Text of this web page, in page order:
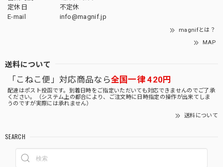
定休日
不定休
E-mail
info@magnif.jp
magnifとは？
MAP
送料について
「こねこ便」対応商品なら全国一律 420円
配達はポスト投函です。到着日時をご指定いただいても対応できませんのでご了承
ください。（システム上の都合により、ご注文時に日時指定の操作が出来てしま
うのですが実際には承れません）
送料について
SEARCH